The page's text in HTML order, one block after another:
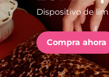
Dispositivo de
Compra ahora
issa™ Teeth Whitening